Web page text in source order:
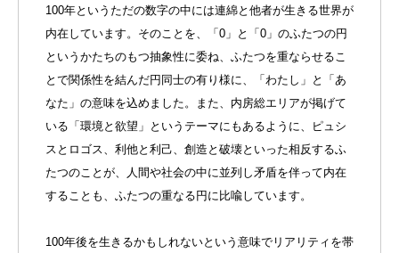
100年というただの数字の中には連綿と他者が生きる世界が
内在しています。そのことを、「0」と「0」のふたつの円
というかたちのもつ抽象性に委ね、ふたつを重ならせるこ
とで関係性を結んだ円同士の有り様に、「わたし」と「あ
なた」の意味を込めました。また、内房総エリアが掲げて
いる「環境と欲望」というテーマにもあるように、ピュシ
スとロゴス、利他と利己、創造と破壊といった相反するふ
たつのことが、人間や社会の中に並列し矛盾を伴って内在
することも、ふたつの重なる円に比喩しています。
100年後を生きるかもしれないという意味でリアリティを帯